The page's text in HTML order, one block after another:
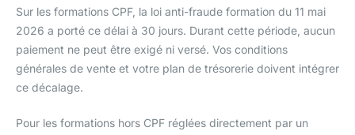
Sur les formations CPF, la loi anti-fraude formation du 11 mai
2026 a porté ce délai à 30 jours. Durant cette période, aucun
paiement ne peut être exigé ni versé. Vos conditions
générales de vente et votre plan de trésorerie doivent intégrer
ce décalage.
Pour les formations hors CPF réglées directement par un